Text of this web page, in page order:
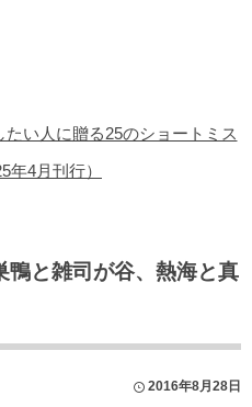
い人に贈る25のショートミス
年4月刊行）
鴨と雑司が谷、熱海と真
2016年8月28日